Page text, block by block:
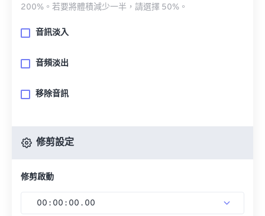
200%。若要將體積減少一半，請選擇 50%。
音訊淡入
音頻淡出
移除音訊
修剪設定
修剪啟動
00 : 00 : 00 . 00